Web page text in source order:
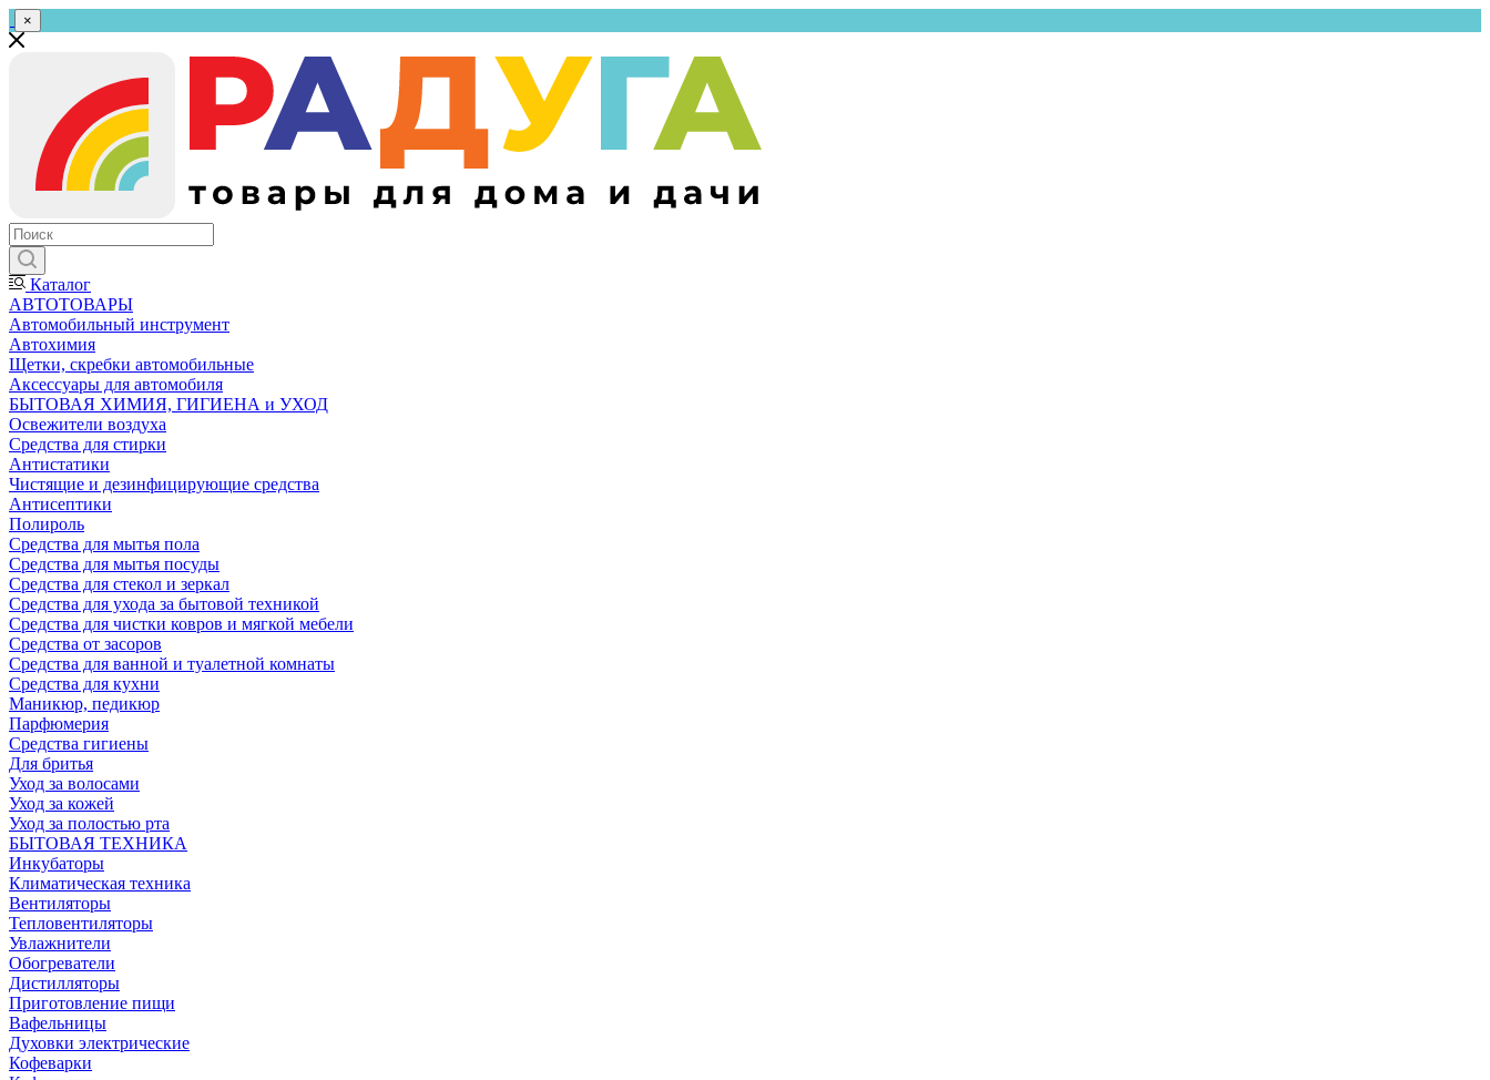
×
Каталог
АВТОТОВАРЫ
Автомобильный инструмент
Автохимия
Щетки, скребки автомобильные
Аксессуары для автомобиля
БЫТОВАЯ ХИМИЯ, ГИГИЕНА и УХОД
Освежители воздуха
Средства для стирки
Антистатики
Чистящие и дезинфицирующие средства
Антисептики
Полироль
Средства для мытья пола
Средства для мытья посуды
Средства для стекол и зеркал
Средства для ухода за бытовой техникой
Средства для чистки ковров и мягкой мебели
Средства от засоров
Средства для ванной и туалетной комнаты
Средства для кухни
Маникюр, педикюр
Парфюмерия
Средства гигиены
Для бритья
Уход за волосами
Уход за кожей
Уход за полостью рта
БЫТОВАЯ ТЕХНИКА
Инкубаторы
Климатическая техника
Вентиляторы
Тепловентиляторы
Увлажнители
Обогреватели
Дистилляторы
Приготовление пищи
Вафельницы
Духовки электрические
Кофеварки